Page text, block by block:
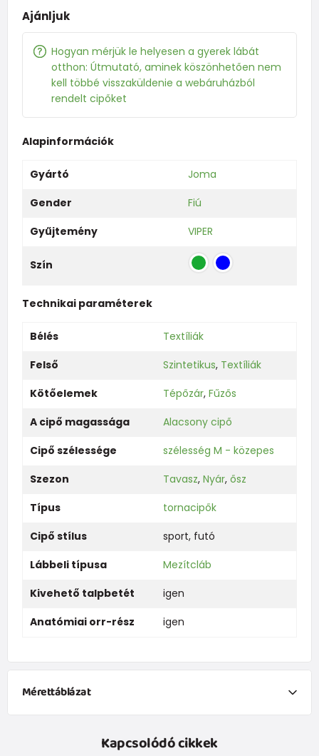
Ajánljuk
Hogyan mérjük le helyesen a gyerek lábát
otthon: Útmutató, aminek köszönhetően nem
kell többé visszaküldenie a webáruházból
rendelt cipőket
Alapinformációk
Gyártó
Joma
Gender
Fiú
Gyűjtemény
VIPER
Szín
Technikai paraméterek
Bélés
Textíliák
Felső
Szintetikus, Textíliák
Kötőelemek
Tépőzár, Fűzős
A cipő magassága
Alacsony cipő
Cipő szélessége
szélesség M - közepes
Szezon
Tavasz, Nyár, ősz
Típus
tornacipők
Cipő stílus
sport, futó
Lábbeli típusa
Mezítcláb
Kivehető talpbetét
igen
Anatómiai orr-rész
igen
Mérettáblázat
Ez a táblázat segít pontosan meghatározni a megfelelő
Kapcsolódó cikkek